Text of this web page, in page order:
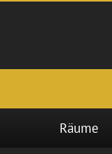
Räume